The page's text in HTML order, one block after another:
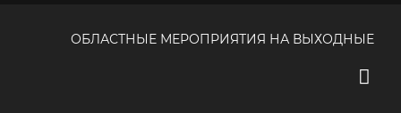
ОБЛАСТНЫЕ МЕРОПРИЯТИЯ НА ВЫХОДНЫЕ